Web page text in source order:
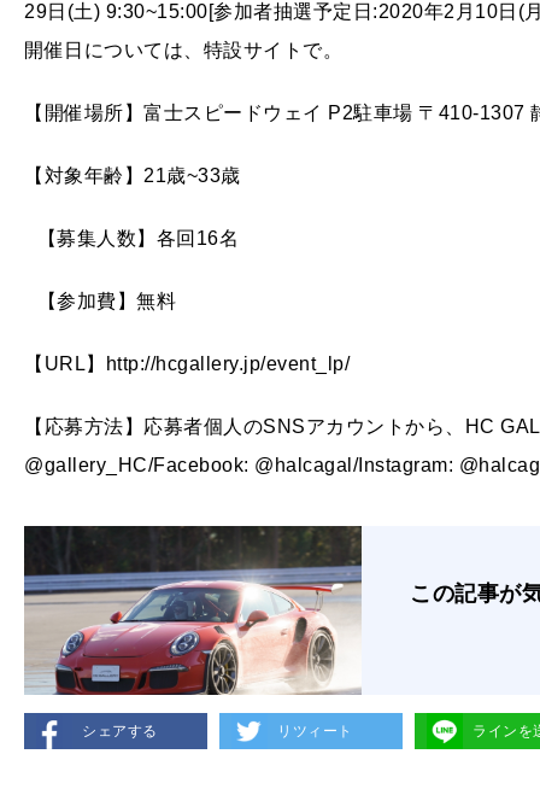
29日(土) 9:30~15:00[参加者抽選予定日:2020年2月10日
開催日については、特設サイトで。
【開催場所】富士スピードウェイ P2駐車場 〒410-1307
【対象年齢】21歳~33歳
【募集人数】各回16名
【参加費】無料
【URL】http://hcgallery.jp/event_lp/
【応募方法】応募者個人のSNSアカウントから、HC
@gallery_HC/Facebook: @halcagal/Instagram:
この記事が
シェアする リツィート ラインを